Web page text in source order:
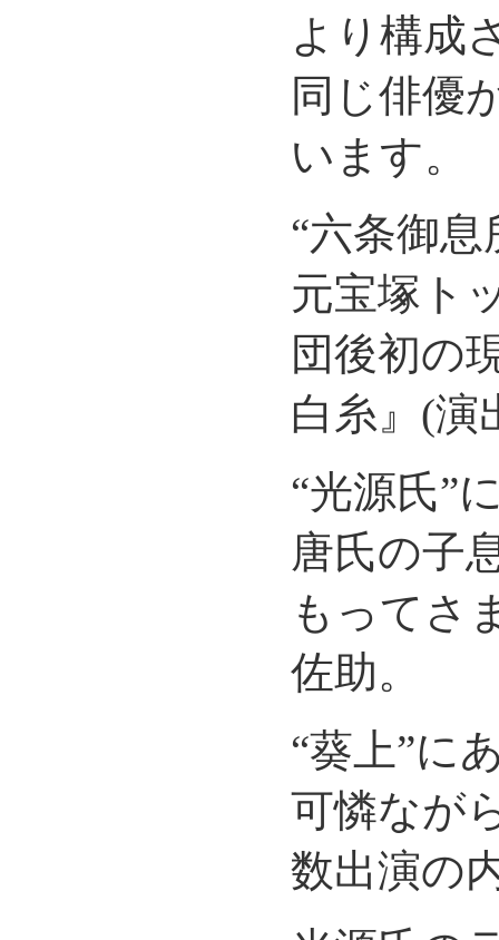
より構成
同じ俳優
います。
“六条御
元宝塚ト
団後初の
白糸』(演
“光源氏”
唐氏の子
もってさ
佐助。
“葵上”に
可憐なが
数出演の